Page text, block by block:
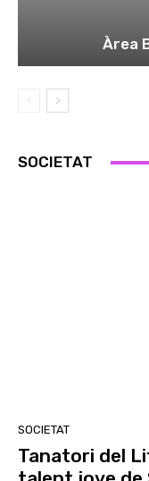
Àrea
SOCIETAT
SOCIETAT
Tanatori del